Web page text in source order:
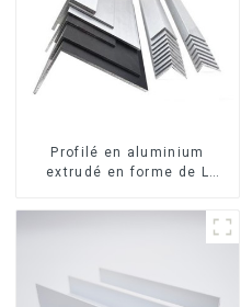
Profilé en aluminium
extrudé en forme de L
en aluminium